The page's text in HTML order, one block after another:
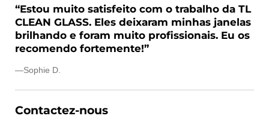
“Estou muito satisfeito com o trabalho da TL
CLEAN GLASS. Eles deixaram minhas janelas
brilhando e foram muito profissionais. Eu os
recomendo fortemente!”
—Sophie D.
Contactez-nous